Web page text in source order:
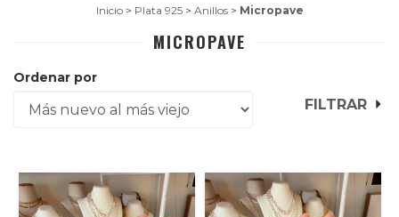
Inicio > Plata 925 > Anillos > Micropave
MICROPAVE
Ordenar por
FILTRAR